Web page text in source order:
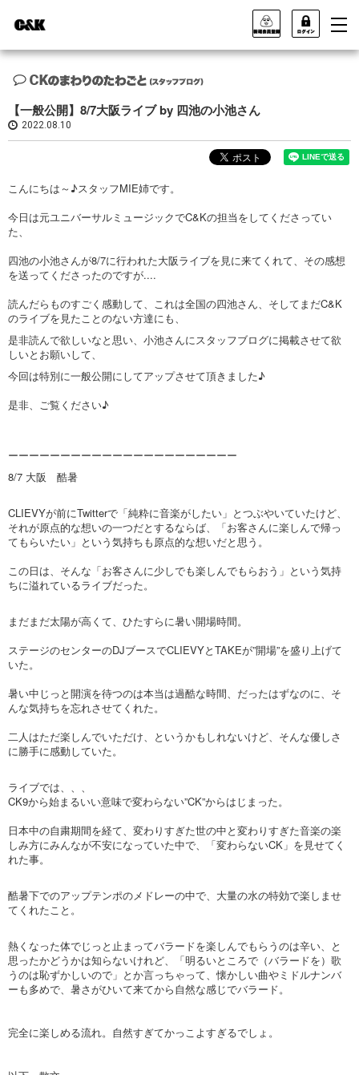
【一般公開】8/7大阪ライブ by 四池の小池さん
2022.08.10
こんにちは～♪スタッフMIE姉です。
今日は元ユニバーサルミュージックでC&Kの担当をしてくださってい
た、
四池の小池さんが8/7に行われた大阪ライブを見に来てくれて、その感想
を送ってくださったのですが....
読んだらものすごく感動して、これは全国の四池さん、そしてまだC&K
のライブを見たことのない方達にも、
是非読んで欲しいなと思い、小池さんにスタッフブログに掲載させて欲
しいとお願いして、
今回は特別に一般公開にしてアップさせて頂きました♪
是非、ご覧ください♪
ーーーーーーーーーーーーーーーーーーーーーー
8/7 大阪 酷暑
CLIEVYが前にTwitterで「純粋に音楽がしたい」とつぶやいていたけど、
それが原点的な想いの一つだとするならば、「お客さんに楽しんで帰っ
てもらいたい」という気持ちも原点的な想いだと思う。
この日は、そんな「お客さんに少しでも楽しんでもらおう」という気持
ちに溢れているライブだった。
まだまだ太陽が高くて、ひたすらに暑い開場時間。
ステージのセンターのDJブースでCLIEVYとTAKEが”開場”を盛り上げて
いた。
暑い中じっと開演を待つのは本当は過酷な時間、だったはずなのに、そ
んな気持ちを忘れさせてくれた。
二人はただ楽しんでいただけ、というかもしれないけど、そんな優しさ
に勝手に感動していた。
ライブでは、、、
CK9から始まるいい意味で変わらない”CK”からはじまった。
日本中の自粛期間を経て、変わりすぎた世の中と変わりすぎた音楽の楽
しみ方にみんなが不安になっていた中で、「変わらないCK」を見せてく
れた事。
酷暑下でのアップテンポのメドレーの中で、大量の水の特効で楽しませ
てくれたこと。
熱くなった体でじっと止まってバラードを楽しんでもらうのは辛い、と
思ったかどうかは知らないけれど、「明るいところで（バラードを）歌
うのは恥ずかしいので」とか言っちゃって、懐かしい曲やミドルナンバ
ーも多めで、暑さがひいて来てから自然な感じでバラード。
完全に楽しめる流れ。自然すぎてかっこよすぎるでしょ。